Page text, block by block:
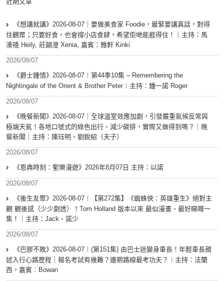
《想講就講》2026-08-07｜要做美食家 Foodie，最緊要講真話，對得
住觀眾；只要好食，也會撐小店食肆，希望佢哋能捱得住！｜主持：馬
溱禧 Heily, 莊韻澄 Xenia, 嘉賓：雅軒 Kinki
2026/08/07
《爵士鍾情》2026-08-07︱第44季10集 – Remembering the
Nightingale of the Orient & Brother Peter︱主持：鍾一諾 Roger
2026/08/07
《晚餐新聞》2026-08-07｜全球溫室效應加劇，引發嚴重氣候反常與
極端天氣！各地口號式的綠色出行、減少碳排，實際又做得到嗎？｜晚
餐新聞｜主持：陳珏明、劉銳紹（夫子）
2026/08/07
《恩典時刻：聖樂漫遊》2026年8月07日 主持：以諾
2026/08/07
《後生友聚》2026-08-07︱【第272集】《蜘蛛俠：英雄重生》絕對主
觀 觀後感（少少劇透）！Tom Holland 版本以來 最似漫畫、最好睇嘅一
集！｜主持：Jack、諾少
2026/08/07
《巴膠不敗》2026-08-07︱(第151集) 由巴士迷變身車長！年輕車長親
述入行心路歷程｜報名考試有幾難？邊啲路線最考功夫？︱主持：法蘭
西，嘉賓︰Bowan